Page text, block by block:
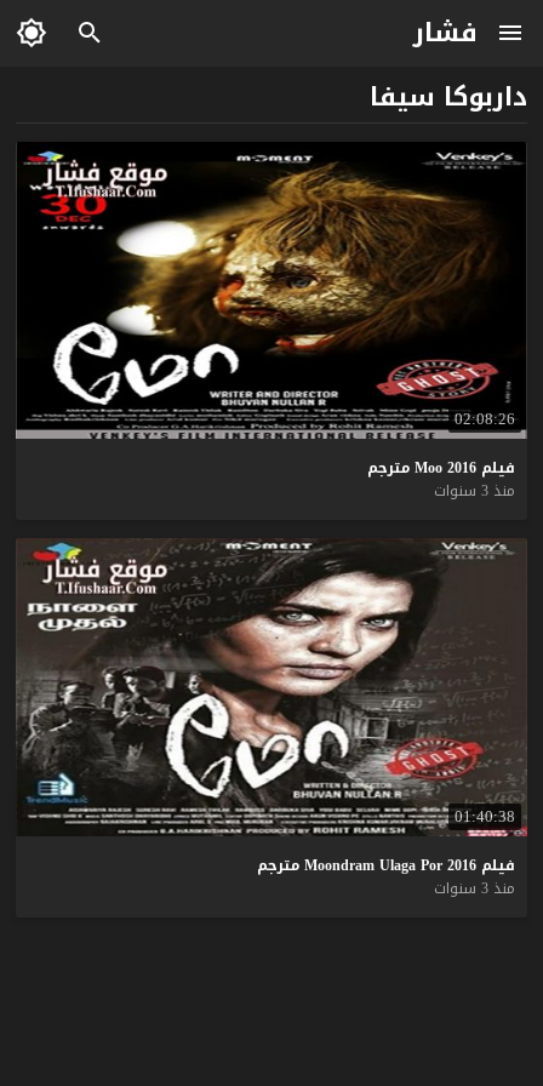
فشار
داربوكا سيفا
02:08:26
فيلم Moo 2016
مترجم
منذ 3 سنوات
01:40:38
فيلم Moondram Ulaga Por 2016
مترجم
منذ 3 سنوات